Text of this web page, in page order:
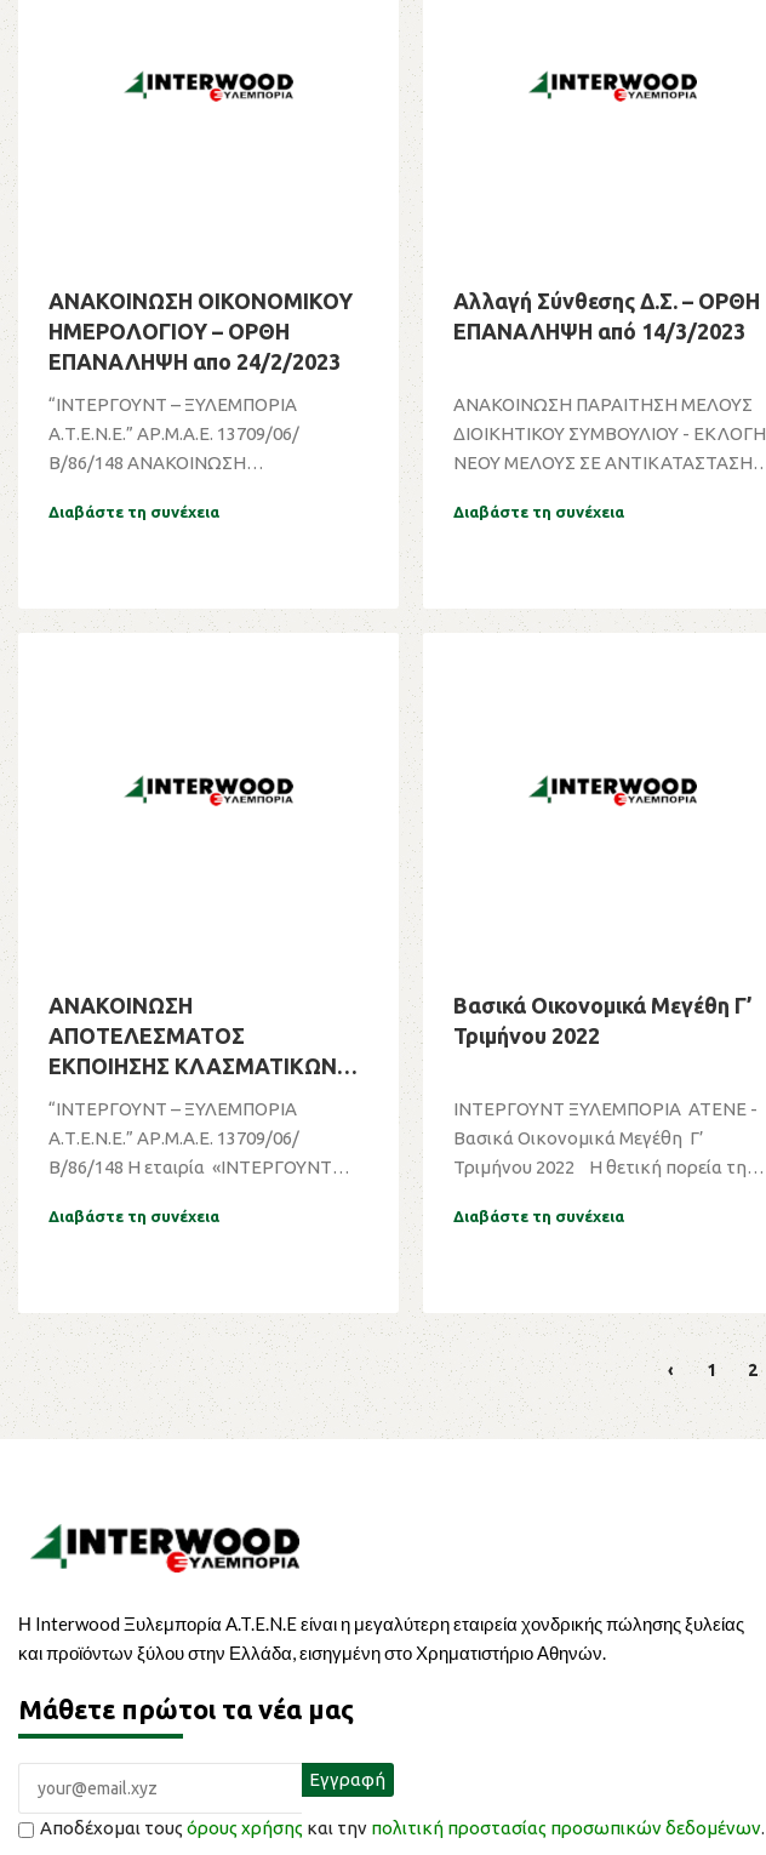
ΑΝΑΚΟΙΝΩΣΗ ΟΙΚΟΝΟΜΙΚΟΥ
ΗΜΕΡΟΛΟΓΙΟΥ – ΟΡΘΗ
ΕΠΑΝΑΛΗΨΗ απο 24/2/2023
“ΙΝΤΕΡΓΟΥΝΤ – ΞΥΛΕΜΠΟΡΙΑ
Α.Τ.Ε.Ν.Ε.” ΑΡ.Μ.Α.Ε. 13709/06/
Β/86/148 ΑΝΑΚΟΙΝΩΣΗ
Διαβάστε τη συνέχεια
Αλλαγή Σύνθεσης Δ.Σ. – ΟΡΘΗ
ΕΠΑΝΑΛΗΨΗ από 14/3/2023
ΑΝΑΚΟΙΝΩΣΗ ΠΑΡΑΙΤΗΣΗ ΜΕΛΟΥΣ
ΔΙΟΙΚΗΤΙΚΟΥ ΣΥΜΒΟΥΛΙΟΥ - ΕΚΛΟΓΗ
ΝΕΟΥ ΜΕΛΟΥΣ ΣΕ ΑΝΤΙΚΑΤΑΣΤΑΣΗ
Διαβάστε τη συνέχεια
ΑΝΑΚΟΙΝΩΣΗ
ΑΠΟΤΕΛΕΣΜΑΤΟΣ
ΕΚΠΟΙΗΣΗΣ ΚΛΑΣΜΑΤΙΚΩΝ
ΥΠΟΛΟΙΠΩΝ
“ΙΝΤΕΡΓΟΥΝΤ – ΞΥΛΕΜΠΟΡΙΑ
Α.Τ.Ε.Ν.Ε.” ΑΡ.Μ.Α.Ε. 13709/06/
Β/86/148 Η εταιρία «ΙΝΤΕΡΓΟΥΝΤ
Διαβάστε τη συνέχεια
Βασικά Οικονομικά Μεγέθη Γ’
Τριμήνου 2022
ΙΝΤΕΡΓΟΥΝΤ ΞΥΛΕΜΠΟΡΙΑ ΑΤΕΝΕ -
Βασικά Οικονομικά Μεγέθη Γ’
Τριμήνου 2022 Η θετική πορεία της
Διαβάστε τη συνέχεια
‹ 1 2
Η Interwood Ξυλεμπορία A.T.E.N.E είναι η μεγαλύτερη εταιρεία χονδρικής πώλησης ξυλείας
και προϊόντων ξύλου στην Ελλάδα, εισηγμένη στο Χρηματιστήριο Αθηνών.
Μάθετε πρώτοι τα νέα μας
Αποδέχομαι τους όρους χρήσης και την πολιτική προστασίας προσωπικών δεδομένων.